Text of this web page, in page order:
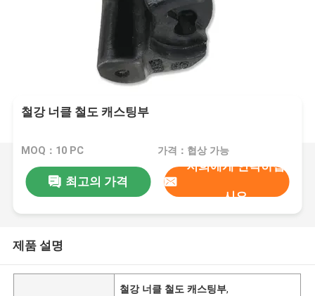
철강 너클 철도 캐스팅부
MOQ：10 PC 가격：협상 가능
최고의 가격
저희에게 연락하십
시오
제품 설명
철강 너클 철도 캐스팅부,